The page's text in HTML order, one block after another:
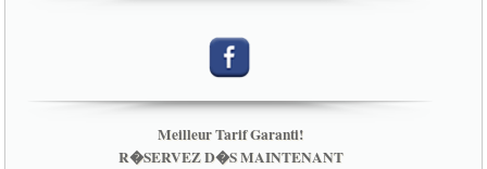
Meilleur Tarif Garanti!
R�SERVEZ D�S MAINTENANT